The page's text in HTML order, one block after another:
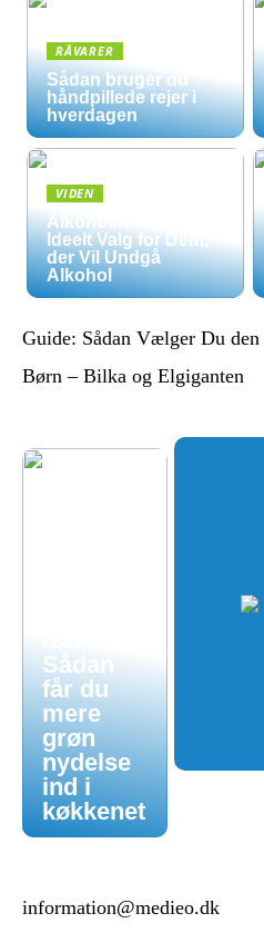
RÅVARER
Sådan bruger du
håndpillede rejer i
hverdagen
VIDEN
Alkoholfri Vine: Et
Ideelt Valg for Dem,
der Vil Undgå
Alkohol
Guide: Sådan Vælger Du
Børn – Bilka og Elgiganten
Sådan
får du
mere
grøn
nydelse
ind i
køkkenet
information@medieo.dk